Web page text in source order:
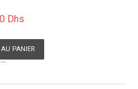
Dhs
PANIER